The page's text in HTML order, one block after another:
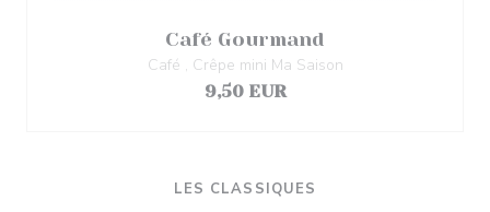
Café Gourmand
Café , Crêpe mini Ma Saison
9,50 EUR
LES CLASSIQUES